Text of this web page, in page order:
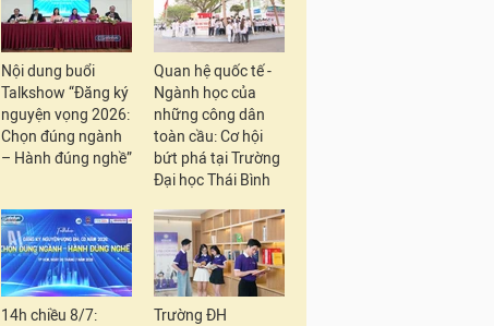
Nội dung buổi
Talkshow “Đăng ký
nguyện vọng 2026:
Chọn đúng ngành
– Hành đúng nghề”
Quan hệ quốc tế -
Ngành học của
những công dân
toàn cầu: Cơ hội
bứt phá tại Trường
Đại học Thái Bình
14h chiều 8/7:
Trường ĐH